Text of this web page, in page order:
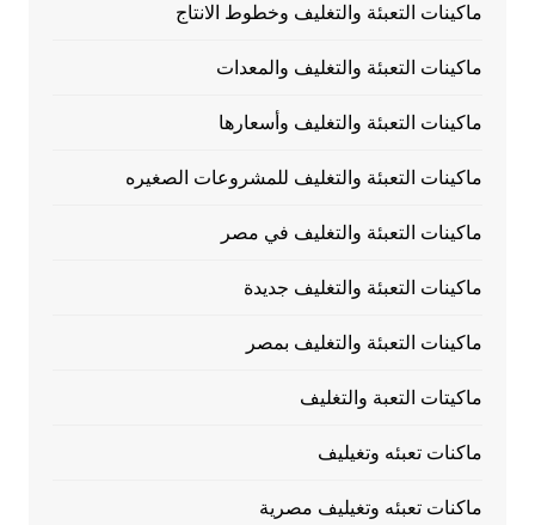
ماكينات التعبئة والتغليف وخطوط الانتاج
ماكينات التعبئة والتغليف والمعدات
ماكينات التعبئة والتغليف وأسعارها
ماكينات التعبئة والتغليف للمشروعات الصغيره
ماكينات التعبئة والتغليف في مصر
ماكينات التعبئة والتغليف جديدة
ماكينات التعبئة والتغليف بمصر
ماكيتات التعبة والتغليف
ماكنات تعبئه وتغيليف
ماكنات تعبئه وتغيليف مصرية